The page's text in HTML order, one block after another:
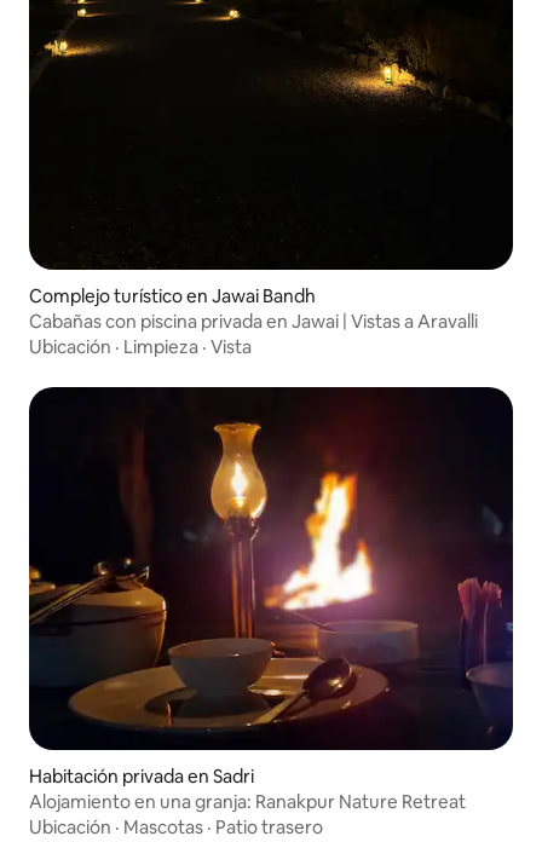
Complejo turístico en Jawai Bandh
Cabañas con piscina privada en Jawai | Vistas a Aravalli
Ubicación · Limpieza · Vista
Habitación privada en Sadri
Alojamiento en una granja: Ranakpur Nature Retreat
Ubicación · Mascotas · Patio trasero